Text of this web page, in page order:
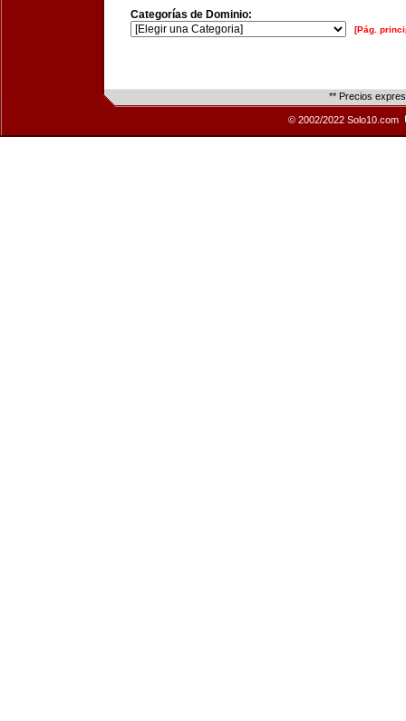
Categorías de Dominio:
[Pág.
** Precios
© 2002/2022 Solo10.com